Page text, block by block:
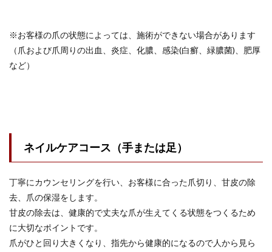
※お客様の爪の状態によっては、施術ができない場合があります
（爪および爪周りの出血、炎症、化膿、感染(白癬、緑膿菌)、肥厚
など）
ネイルケアコース（手または足）
丁寧にカウンセリングを行い、お客様に合った爪切り、甘皮の除
去、爪の保湿をします。
甘皮の除去は、健康的で丈夫な爪が生えてくる状態をつくるため
に大切なポイントです。
爪がひと回り大きくなり、指先から健康的になるので人から見ら